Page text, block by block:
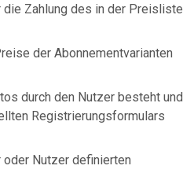
Zahlung des in der Preisliste
der Abonnementvarianten
durch den Nutzer besteht und
Registrierungsformulars
Nutzer definierten